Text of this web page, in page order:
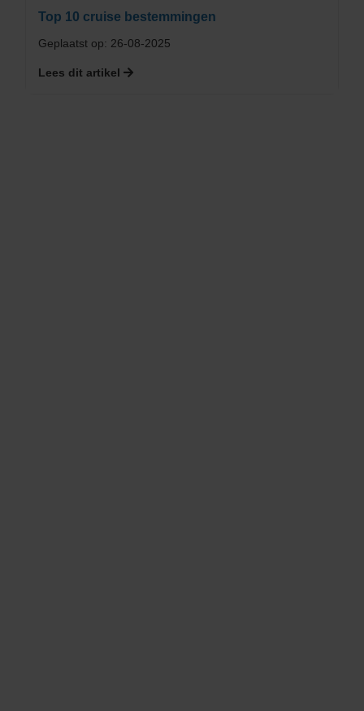
Top 10 cruise bestemmingen
Geplaatst op: 26-08-2025
Lees dit artikel